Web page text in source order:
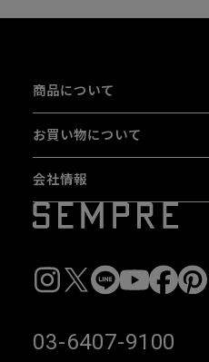
商品について
お買い物について
会社情報
03-6407-9100